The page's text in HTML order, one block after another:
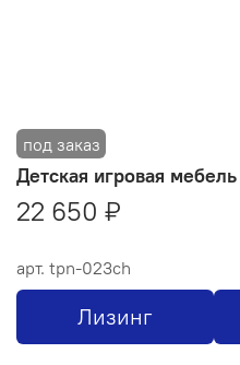
арт. tpn-023ch
Детская игровая
22 650 ₽
Лизинг